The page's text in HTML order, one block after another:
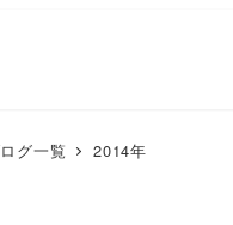
グ一覧 2014年